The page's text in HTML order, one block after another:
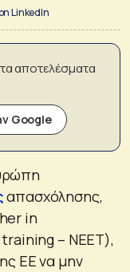
LinkedIn
αποτελέσματα
Google
απασχόλησης,
in
– NEET),
ΕΕ να μην